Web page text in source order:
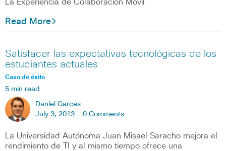
La Experiencia de Colaboración Móvil
Read More
Satisfacer las expectativas tecnológicas de los
estudiantes actuales
Caso de éxito
5 min read
Daniel Garces
July 3, 2013 - 0 Comments
La Universidad Autónoma Juan Misael Saracho mejora el
rendimiento de TI y al mismo tiempo ofrece una